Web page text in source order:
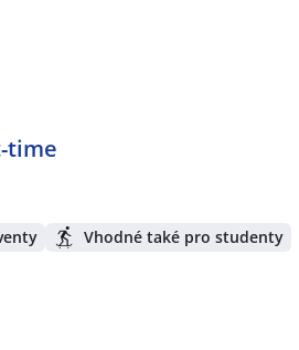
time
Vhodné také pro studenty